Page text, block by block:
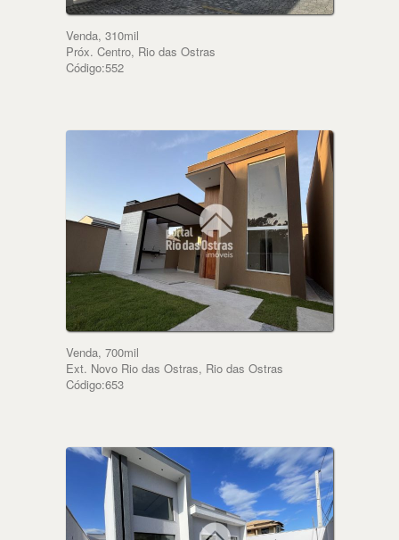
Venda, 310mil
Próx. Centro, Rio das Ostras
Código:552
Venda, 700mil
Ext. Novo Rio das Ostras, Rio das Ostras
Código:653